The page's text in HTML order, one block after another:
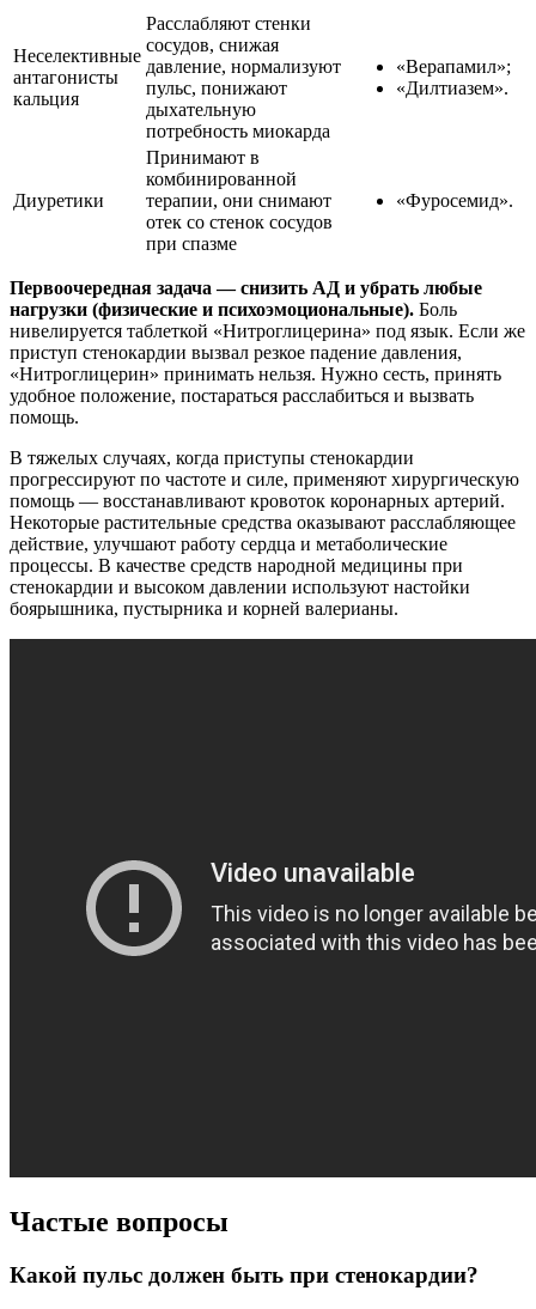
Неселективные
антагонисты
кальция
Расслабляют стенки
сосудов, снижая
давление, нормализуют
пульс, понижают
дыхательную
потребность миокарда
«Верапамил»;
«Дилтиазем».
Диуретики
Принимают в
комбинированной
терапии, они снимают
отек со стенок сосудов
при спазме
«Фуросемид».
Первоочередная задача — снизить АД и убрать любые
нагрузки (физические и психоэмоциональные). Боль
нивелируется таблеткой «Нитроглицерина» под язык. Если же
приступ стенокардии вызвал резкое падение давления,
«Нитроглицерин» принимать нельзя. Нужно сесть, принять
удобное положение, постараться расслабиться и вызвать
помощь.
В тяжелых случаях, когда приступы стенокардии
прогрессируют по частоте и силе, применяют хирургическую
помощь — восстанавливают кровоток коронарных артерий.
Некоторые растительные средства оказывают расслабляющее
действие, улучшают работу сердца и метаболические
процессы. В качестве средств народной медицины при
стенокардии и высоком давлении используют настойки
боярышника, пустырника и корней валерианы.
Частые вопросы
Какой пульс должен быть при стенокардии?